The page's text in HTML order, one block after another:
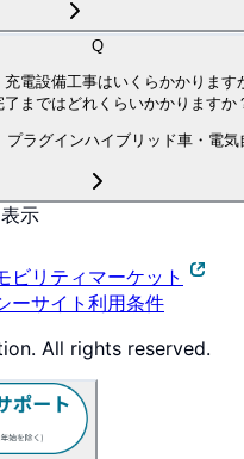
Q
電設備工事はいくらかかります
了まではどれくらいかかりますか
プラグインハイブリッド車・電気
示
ビリティマーケット
ーサイト利用条件
All rights reserved.